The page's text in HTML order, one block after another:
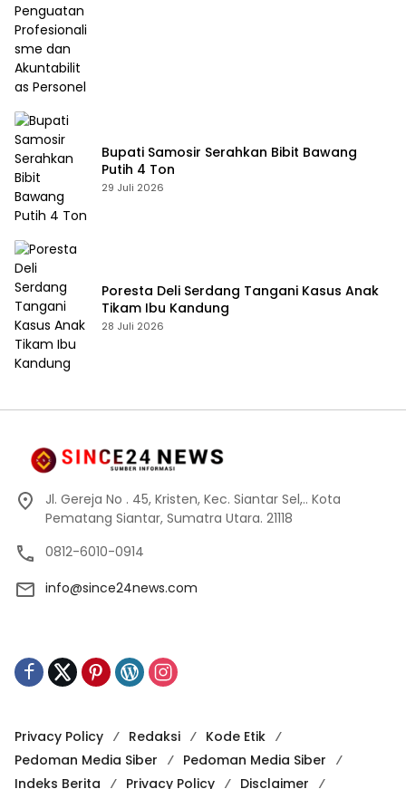
Bupati Samosir Serahkan Bibit Bawang
Putih 4 Ton
29 Juli 2026
Poresta Deli Serdang Tangani Kasus Anak
Tikam Ibu Kandung
28 Juli 2026
Jl. Gereja No . 45, Kristen, Kec. Siantar Sel,.. Kota
Pematang Siantar, Sumatra Utara. 21118
0812-6010-0914
info@since24news.com
Privacy Policy Redaksi
Kode Etik
Pedoman Media Siber
Pedoman Media Siber
Indeks Berita
Privacy Policy Disclaimer